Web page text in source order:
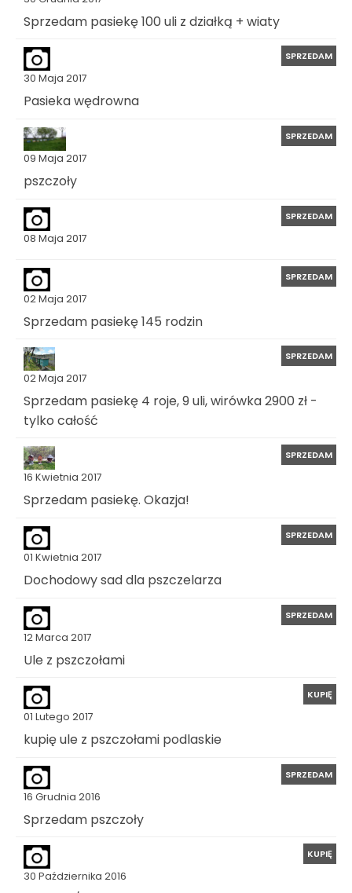
Sprzedam pasiekę 100 uli z działką + wiaty
30 Maja 2017
SPRZEDAM
Pasieka wędrowna
09 Maja 2017
SPRZEDAM
pszczoły
08 Maja 2017
SPRZEDAM
02 Maja 2017
SPRZEDAM
Sprzedam pasiekę 145 rodzin
02 Maja 2017
SPRZEDAM
Sprzedam pasiekę 4 roje, 9 uli, wirówka 2900 zł -
tylko całość
16 Kwietnia 2017
SPRZEDAM
Sprzedam pasiekę. Okazja!
01 Kwietnia 2017
SPRZEDAM
Dochodowy sad dla pszczelarza
12 Marca 2017
SPRZEDAM
Ule z pszczołami
01 Lutego 2017
KUPIĘ
kupię ule z pszczołami podlaskie
16 Grudnia 2016
SPRZEDAM
Sprzedam pszczoły
30 Października 2016
KUPIĘ